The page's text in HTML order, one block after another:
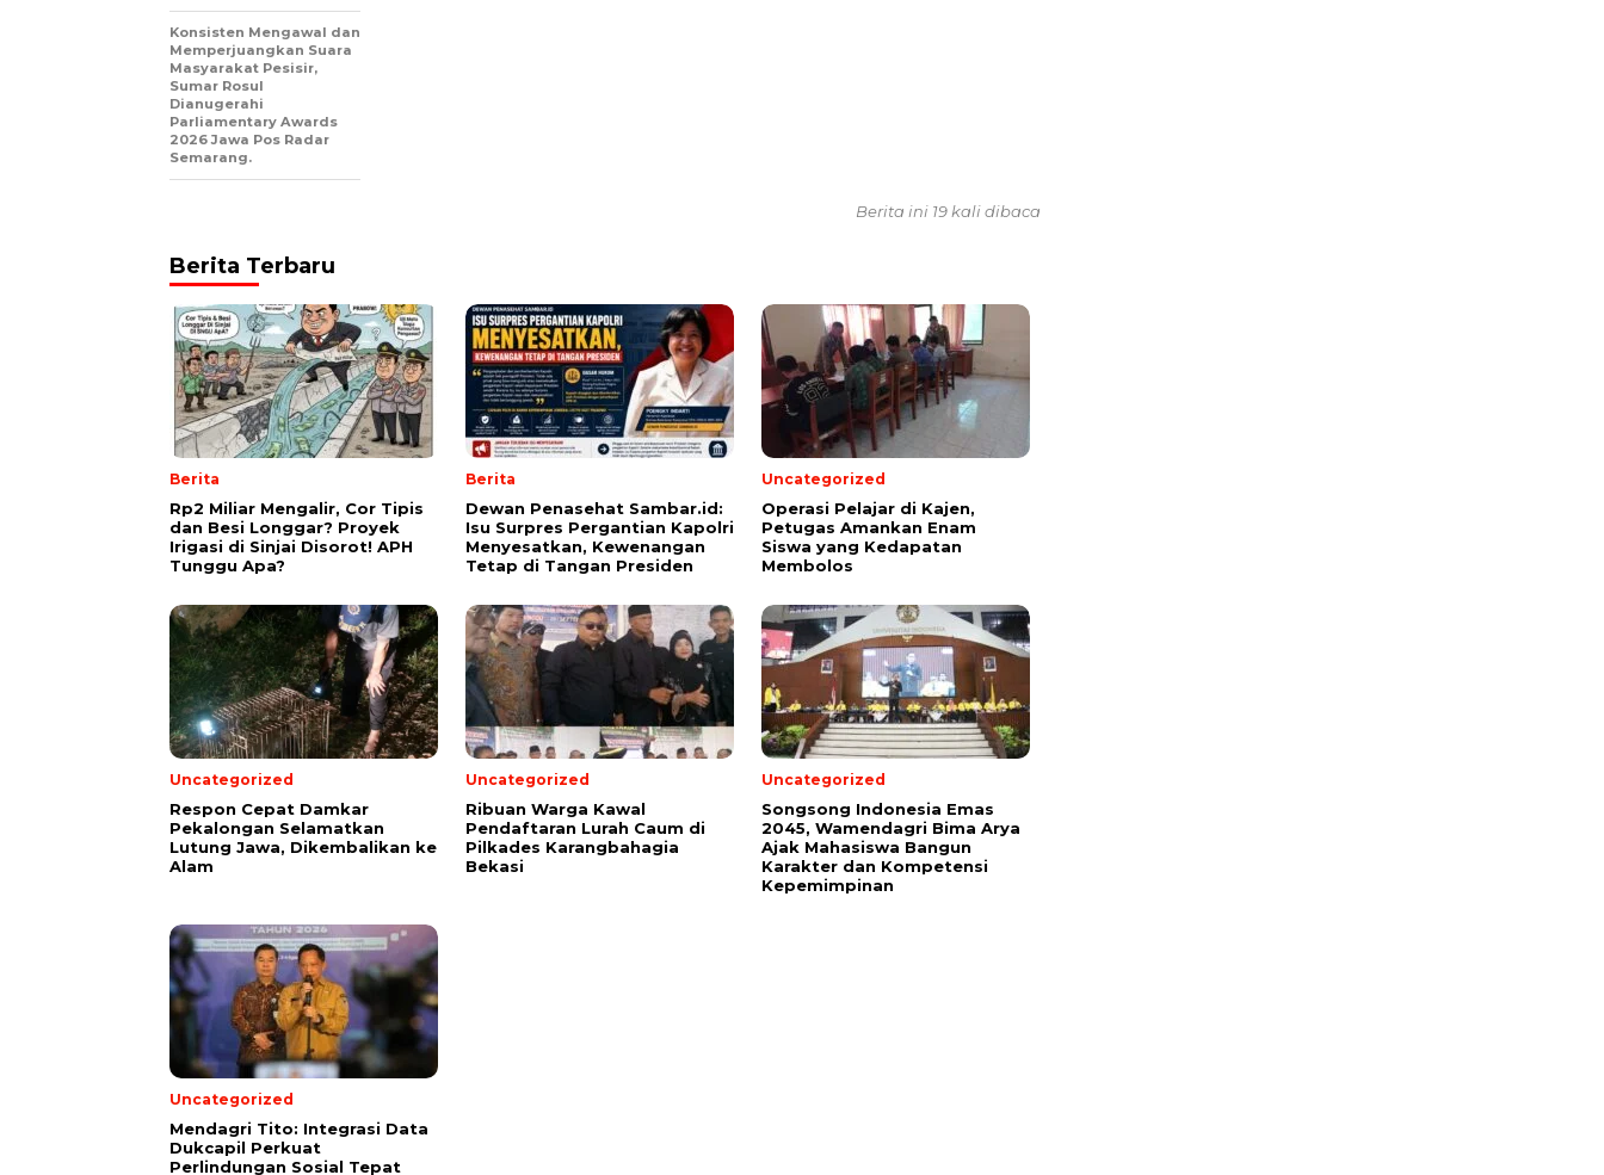
Konsisten Mengawal dan
Memperjuangkan Suara
Masyarakat Pesisir,
Sumar Rosul
Dianugerahi
Parliamentary Awards
2026 Jawa Pos Radar
Semarang.
Berita ini 19 kali dibaca
Berita Terbaru
Berita
Rp2 Miliar Mengalir, Cor Tipis
dan Besi Longgar? Proyek
Irigasi di Sinjai Disorot! APH
Tunggu Apa?
Berita
Dewan Penasehat Sambar.id:
Isu Surpres Pergantian Kapolri
Menyesatkan, Kewenangan
Tetap di Tangan Presiden
Uncategorized
Operasi Pelajar di Kajen,
Petugas Amankan Enam
Siswa yang Kedapatan
Membolos
Uncategorized
Respon Cepat Damkar
Pekalongan Selamatkan
Lutung Jawa, Dikembalikan ke
Alam
Uncategorized
Ribuan Warga Kawal
Pendaftaran Lurah Caum di
Pilkades Karangbahagia
Bekasi
Uncategorized
Songsong Indonesia Emas
2045, Wamendagri Bima Arya
Ajak Mahasiswa Bangun
Karakter dan Kompetensi
Kepemimpinan
Uncategorized
Mendagri Tito: Integrasi Data
Dukcapil Perkuat
Perlindungan Sosial Tepat